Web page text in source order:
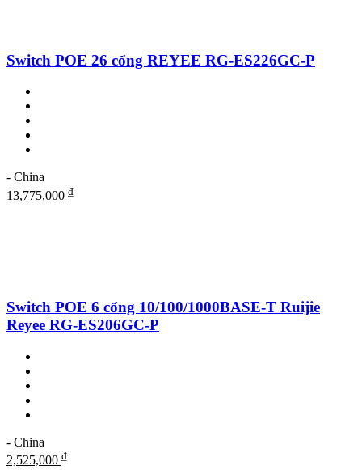
Switch POE 26 cổng REYEE RG-ES226GC-P
- China
13,775,000 ₫
Switch POE 6 cổng 10/100/1000BASE-T Ruijie
Reyee RG-ES206GC-P
- China
2,525,000 ₫